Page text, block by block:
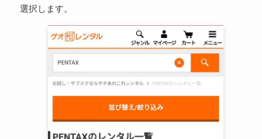
選択します。